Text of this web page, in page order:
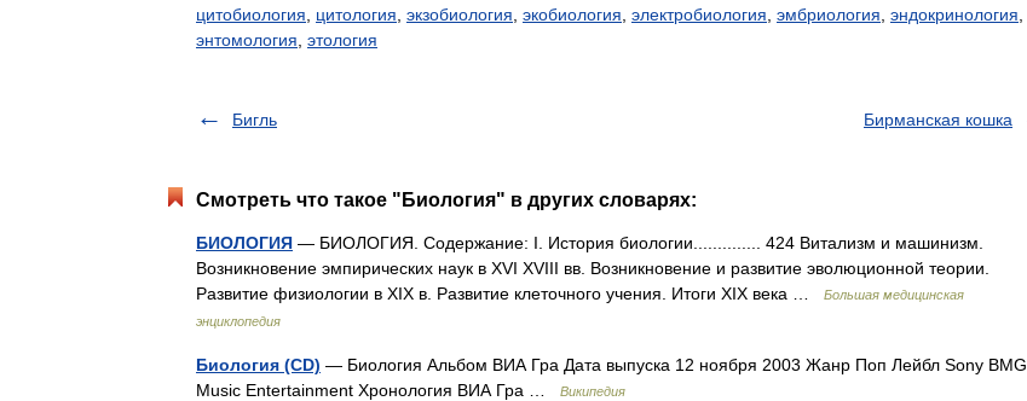
цитобиология
цитология экзобиология экобиология электробиология эмбриология эндокринология
энтомология этология
Бигль Бирманская кошка
Смотреть что такое "Биология" в других словарях:
БИОЛОГИЯ — БИОЛОГИЯ. Содержание: I. История биологии.............. 424 Витализм и машинизм.
Возникновение эмпирических наук в XVI XVIII вв. Возникновение и развитие эволюционной теории.
Развитие физиологии в XIX в. Развитие клеточного учения. Итоги XIX века …
Большая медицинская
энциклопедия
Биология (CD) — Биология Альбом ВИА Гра Дата выпуска 12 ноября 2003 Жанр Поп Лейбл Sony BMG
Music Entertainment Хронология ВИА Гра …
Википедия